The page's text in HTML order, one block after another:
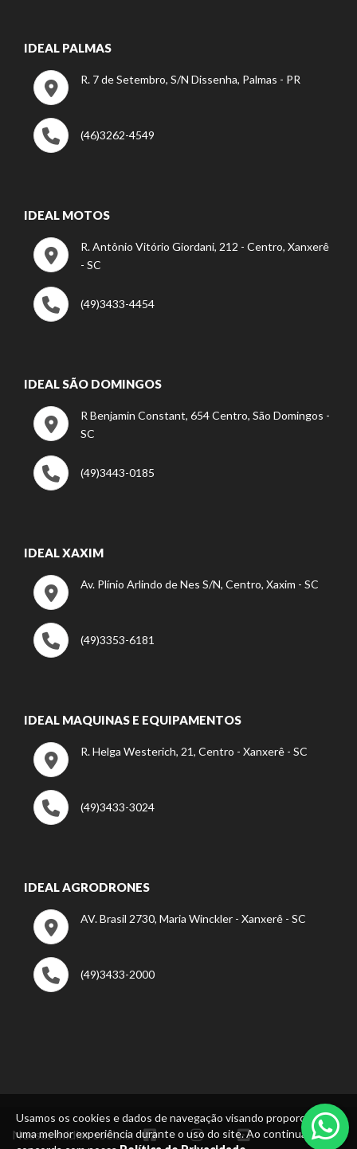
Usamos os cookies e dados de navegação visando proporcionar
uma melhor experiência durante o uso do site. Ao continuar, você
IDEAL PALMAS
R. 7 de Setembro, S/N Dissenha, Palmas - PR
(46)3262-4549
IDEAL MOTOS
R. Antônio Vitório Giordani, 212 - Centro, Xanxerê
- SC
(49)3433-4454
IDEAL SÃO DOMINGOS
R Benjamin Constant, 654 Centro, São Domingos -
SC
(49)3443-0185
IDEAL XAXIM
Av. Plínio Arlindo de Nes S/N, Centro, Xaxim - SC
(49)3353-6181
IDEAL MAQUINAS E EQUIPAMENTOS
R. Helga Westerich, 21, Centro - Xanxerê - SC
(49)3433-3024
IDEAL AGRODRONES
AV. Brasil 2730, Maria Winckler - Xanxerê - SC
(49)3433-2000
Nossas mídias sociais: